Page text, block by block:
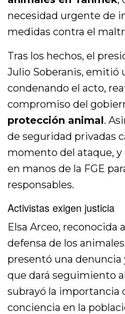
necesidad urgente de
medidas contra el
Tras los hechos, el
Julio Soberanis, emitió
condenando el acto,
compromiso del
protección animal.
de seguridad privadas
momento del ataque, y
en manos de la FGE
responsables.
Activistas exigen justicia
Elsa Arceo, reconocida
defensa de los
presentó una denuncia
que dará seguimiento
subrayó la importancia
conciencia en la